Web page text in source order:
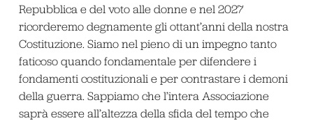
Repubblica e del voto alle donne e nel 2027
ricorderemo degnamente gli ottant’anni della nostra
Costituzione. Siamo nel pieno di un impegno tanto
faticoso quando fondamentale per difendere i
fondamenti costituzionali e per contrastare i demoni
della guerra. Sappiamo che l’intera Associazione
saprà essere all’altezza della sfida del tempo che